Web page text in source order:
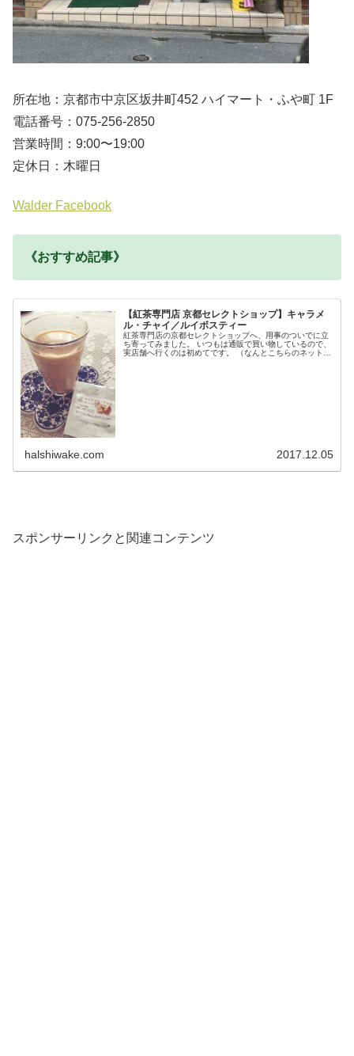
所在地：京都市中京区坂井町452 ハイマート・ふや町 1F
電話番号：075-256-2850
営業時間：9:00〜19:00
定休日：木曜日
Walder Facebook
《おすすめ記事》
【紅茶専門店 京都セレクトショップ】キャラメ
ル・チャイ／ルイボスティー
紅茶専門店の京都セレクトショップへ、用事のついでに立
ち寄ってみました。 いつもは通販で買い物しているので、
実店舗へ行くのは初めてです。 （なんとこちらのネットシ
halshiwake.com 2017.12.05
スポンサーリンクと関連コンテンツ